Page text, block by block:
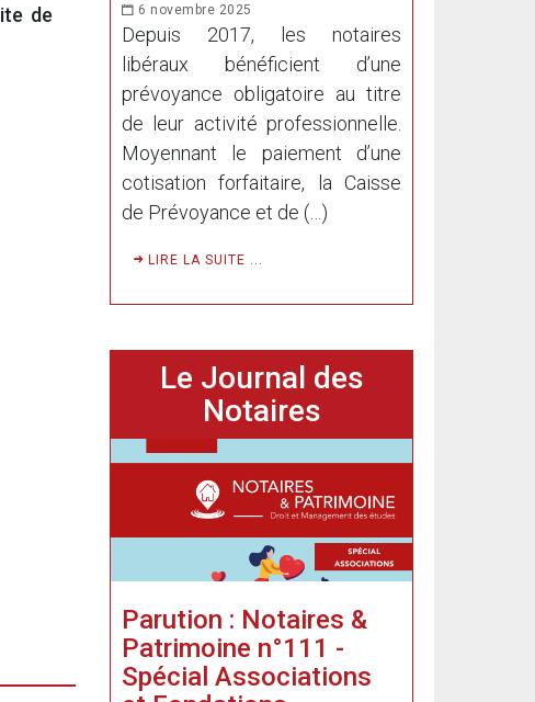
de
6 novembre 2025
Depuis 2017, les notaires
libéraux bénéficient d’une
prévoyance obligatoire au titre
de leur activité professionnelle.
Moyennant le paiement d’une
cotisation forfaitaire, la Caisse
de Prévoyance et de (…)
LIRE LA SUITE ...
Le Journal des
Notaires
Parution : Notaires &
Patrimoine n°111 -
Spécial Associations